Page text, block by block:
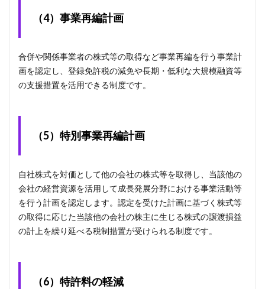
（4）事業再編計画
合併や関係事業者の株式等の取得など事業再編を行う事業計
画を認定し、登録免許税の減免や長期・低利な大規模融資等
の支援措置を活用できる制度です。
（5）特別事業再編計画
自社株式を対価として他の会社の株式等を取得し、当該他の
会社の経営資源を活用して成長発展分野における事業活動等
を行う計画を認定します。認定を受けた計画に基づく株式等
の取得に応じた当該他の会社の株主に生じる株式の譲渡損益
の計上を繰り延べる税制措置が受けられる制度です。
（6）特許料の軽減